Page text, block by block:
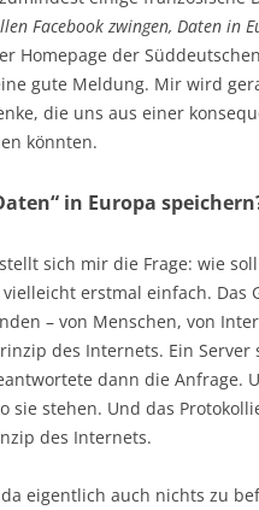
Facebook zwingen, Daten in
Homepage der
gute Meldung. Mir wird
die uns aus einer
könnten.
in Europa
sich mir die Frage: wie
erstmal einfach. Das
– von Menschen, von
des Internets. Ein
dann die Anfrage.
sie stehen. Und das
des Internets.
eigentlich auch nichts zu